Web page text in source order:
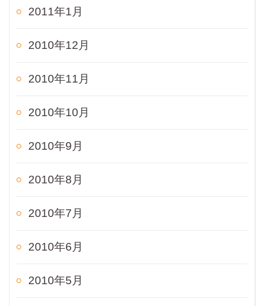
2011年1月
2010年12月
2010年11月
2010年10月
2010年9月
2010年8月
2010年7月
2010年6月
2010年5月